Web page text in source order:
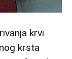
krvi
krsta